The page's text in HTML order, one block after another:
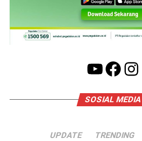
SOSIAL MEDIA
UPDATE TRENDING